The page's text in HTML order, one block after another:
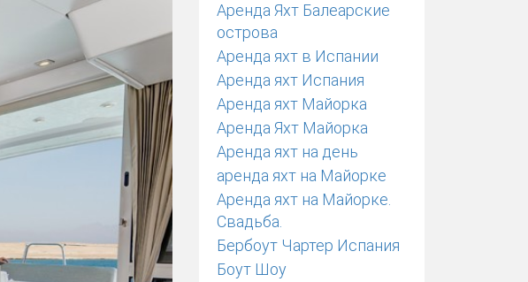
Аренда Яхт Балеарские
острова
Аренда яхт в Испании
Аренда яхт Испания
Аренда яхт Майорка
Аренда Яхт Майорка
Аренда яхт на день
аренда яхт на Майорке
Аренда яхт на Майорке.
Свадьба.
Бербоут Чартер Испания
Боут Шоу